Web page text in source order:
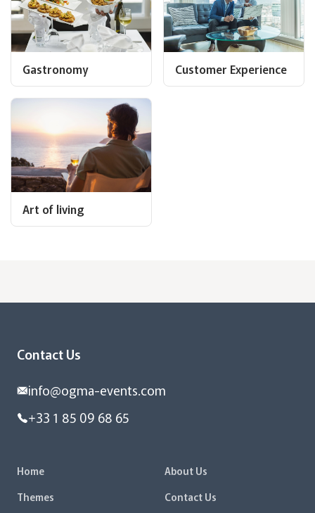
Gastronomy Customer Experience
Art of living
Contact Us
info@ogma-events.com
+33 1 85 09 68 65
Home
About Us
Themes
Contact Us